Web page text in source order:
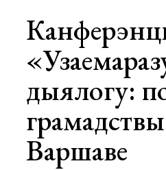
дыялогу:
Варшаве